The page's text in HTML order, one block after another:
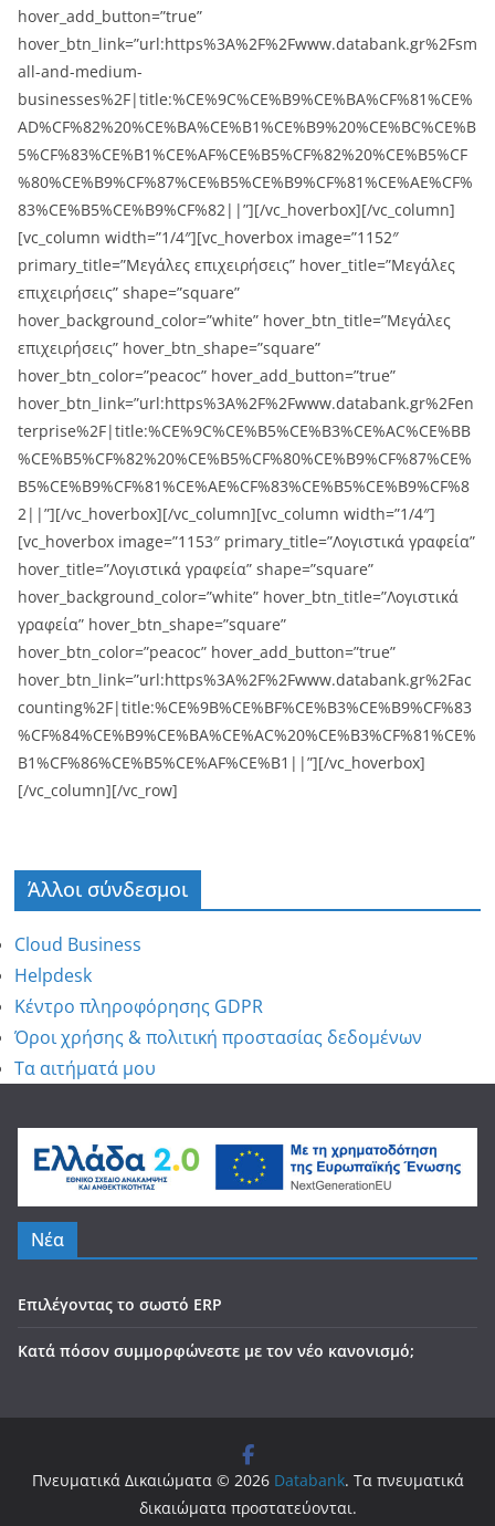
hover_add_button=”true”
hover_btn_link=”url:https%3A%2F%2Fwww.databank.gr%2Fsm
all-and-medium-
businesses%2F|title:%CE%9C%CE%B9%CE%BA%CF%81%CE%
AD%CF%82%20%CE%BA%CE%B1%CE%B9%20%CE%BC%CE%B
5%CF%83%CE%B1%CE%AF%CE%B5%CF%82%20%CE%B5%CF
%80%CE%B9%CF%87%CE%B5%CE%B9%CF%81%CE%AE%CF%
83%CE%B5%CE%B9%CF%82||”][/vc_hoverbox][/vc_column]
[vc_column width=”1/4″][vc_hoverbox image=”1152″
primary_title=”Μεγάλες επιχειρήσεις” hover_title=”Μεγάλες
επιχειρήσεις” shape=”square”
hover_background_color=”white” hover_btn_title=”Μεγάλες
επιχειρήσεις” hover_btn_shape=”square”
hover_btn_color=”peacoc” hover_add_button=”true”
hover_btn_link=”url:https%3A%2F%2Fwww.databank.gr%2Fen
terprise%2F|title:%CE%9C%CE%B5%CE%B3%CE%AC%CE%BB
%CE%B5%CF%82%20%CE%B5%CF%80%CE%B9%CF%87%CE%
B5%CE%B9%CF%81%CE%AE%CF%83%CE%B5%CE%B9%CF%8
2||”][/vc_hoverbox][/vc_column][vc_column width=”1/4″]
[vc_hoverbox image=”1153″ primary_title=”Λογιστικά γραφεία”
hover_title=”Λογιστικά γραφεία” shape=”square”
hover_background_color=”white” hover_btn_title=”Λογιστικά
γραφεία” hover_btn_shape=”square”
hover_btn_color=”peacoc” hover_add_button=”true”
hover_btn_link=”url:https%3A%2F%2Fwww.databank.gr%2Fac
counting%2F|title:%CE%9B%CE%BF%CE%B3%CE%B9%CF%83
%CF%84%CE%B9%CE%BA%CE%AC%20%CE%B3%CF%81%CE%
B1%CF%86%CE%B5%CE%AF%CE%B1||”][/vc_hoverbox]
[/vc_column][/vc_row]
Άλλοι σύνδεσμοι
Cloud Business
Helpdesk
Κέντρο πληροφόρησης GDPR
Όροι χρήσης & πολιτική προστασίας δεδομένων
Τα αιτήματά μου
Νέα
Επιλέγοντας το σωστό ERP
Κατά πόσον συμμορφώνεστε με τον νέο κανονισμό;
Πνευματικά Δικαιώματα © 2026 Databank. Τα πνευματικά
δικαιώματα προστατεύονται.